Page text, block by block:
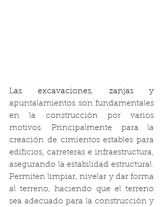
apuntalamientos son fundamentales
en la construcción por varios
motivos. Principalmente para la
creación de cimientos estables para
edificios, carreteras e infraestructura,
asegurando la estabilidad estructural.
Permiten limpiar, nivelar y dar forma
al terreno, haciendo que el terreno
sea adecuado para la construcción y